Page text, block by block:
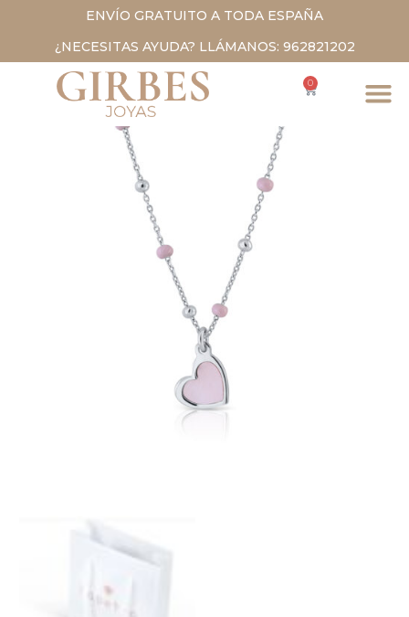
ENVÍO GRATUITO A TODA ESPAÑA
¿NECESITAS AYUDA? LLÁMANOS: 962821202
0